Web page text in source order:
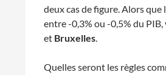
deux cas de figure. Alors que
entre -0,3% ou -0,5% du
et Bruxelles.
Quelles seront les règles